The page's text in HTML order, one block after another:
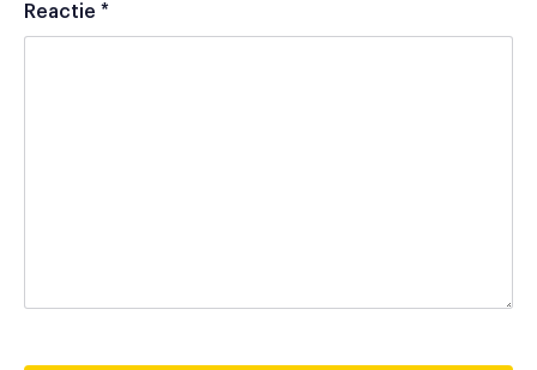
Reactie *